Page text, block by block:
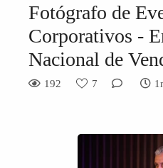
Fotógrafo de
Corporativos -
Nacional de
192 7